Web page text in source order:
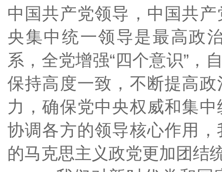
中国共产党领导，中国共
央集中统一领导是最高政
系，全党增强“四个意识”，
保持高度一致，不断提高
力，确保党中央权威和集
协调各方的领导核心作用
的马克思主义政党更加团结